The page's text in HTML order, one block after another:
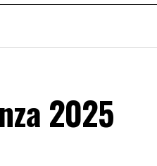
2025